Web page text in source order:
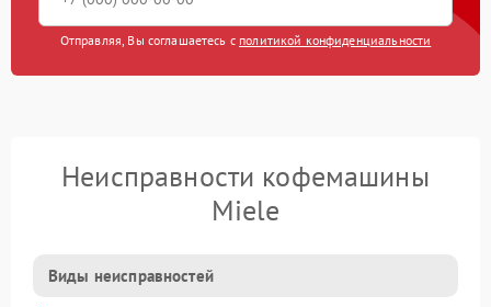
Отправляя, Вы соглашаетесь с политикой конфиденциальности
Неисправности кофемашины
Miele
Виды неисправностей